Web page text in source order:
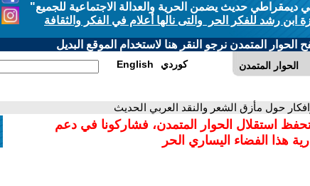
حديث يضمن الحرية والعدالة الاجتماعية للجميع"
ابن رشد للفكر الحر والتى نالها أعلام في الفكر والثقافة
المتمدن نرجو النقر هنا لاستخدام الموقع البديل
الحوار المتمدن English كوردي
حول مأزق الشعر والنقد العربي الحديث
تحفظ استقلال الحوار المتمدن، فشاركونا في دعم
هذا الفضاء اليساري الحر